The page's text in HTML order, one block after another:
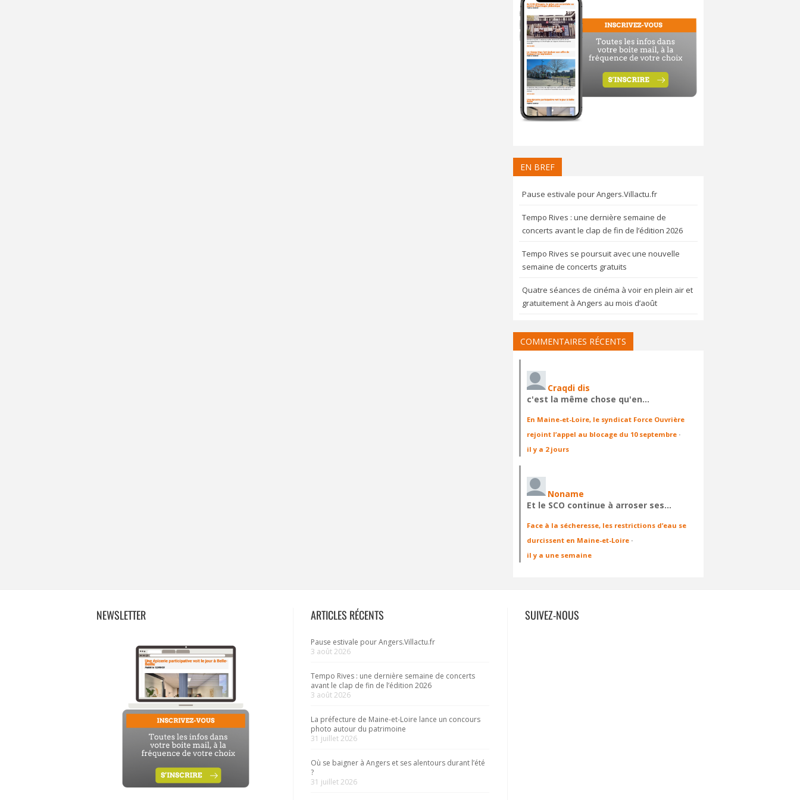
EN BREF
Pause estivale pour Angers.Villactu.fr
Tempo Rives : une dernière semaine de
concerts avant le clap de fin de l’édition 2026
Tempo Rives se poursuit avec une nouvelle
semaine de concerts gratuits
Quatre séances de cinéma à voir en plein air et
gratuitement à Angers au mois d’août
COMMENTAIRES RÉCENTS
Craqdi dis
c'est la même chose qu'en…
En Maine-et-Loire, le syndicat Force Ouvrière
rejoint l’appel au blocage du 10 septembre ·
il y a 2 jours
Noname
Et le SCO continue à arroser ses…
Face à la sécheresse, les restrictions d’eau se
durcissent en Maine-et-Loire ·
il y a une semaine
NEWSLETTER ARTICLES RÉCENTS
Pause estivale pour Angers.Villactu.fr
3 août 2026
Tempo Rives : une dernière semaine de concerts
avant le clap de fin de l’édition 2026
3 août 2026
La préfecture de Maine-et-Loire lance un concours
photo autour du patrimoine
31 juillet 2026
Où se baigner à Angers et ses alentours durant l’été
?
31 juillet 2026
SUIVEZ-NOUS